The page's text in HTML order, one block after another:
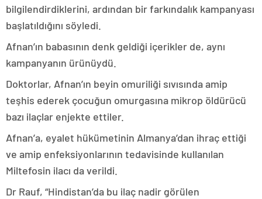
bilgilendirdiklerini, ardından bir farkındalık kampanyası
başlatıldığını söyledi.
Afnan’ın babasının denk geldiği içerikler de, aynı
kampanyanın ürünüydü.
Doktorlar, Afnan’ın beyin omuriliği sıvısında amip
teşhis ederek çocuğun omurgasına mikrop öldürücü
bazı ilaçlar enjekte ettiler.
Afnan’a, eyalet hükümetinin Almanya’dan ihraç ettiği
ve amip enfeksiyonlarının tedavisinde kullanılan
Miltefosin ilacı da verildi.
Dr Rauf, “Hindistan’da bu ilaç nadir görülen